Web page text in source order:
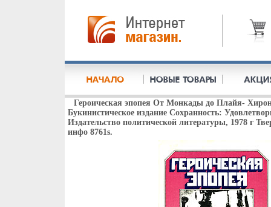
Героическая эпопея От Монкады до Плайя-
Букинистическое издание Сохранность:
Издательство политической литературы, 1978 г
инфо 8761s.